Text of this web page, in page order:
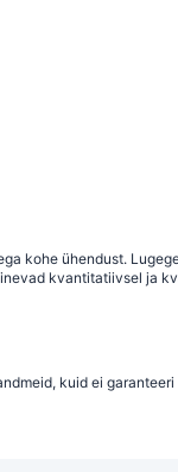
kohe ühendust.
kvantitatiivsel ja
kuid ei